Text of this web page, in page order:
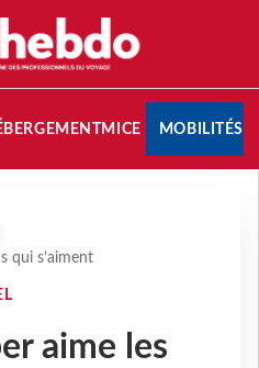
MICE MOBILITÉS
qui s’aiment
aime les